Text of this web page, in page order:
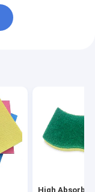
High